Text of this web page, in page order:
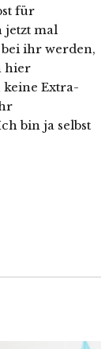
für
jetzt mal
ihr werden,
hier
Extra-
bin ja selbst